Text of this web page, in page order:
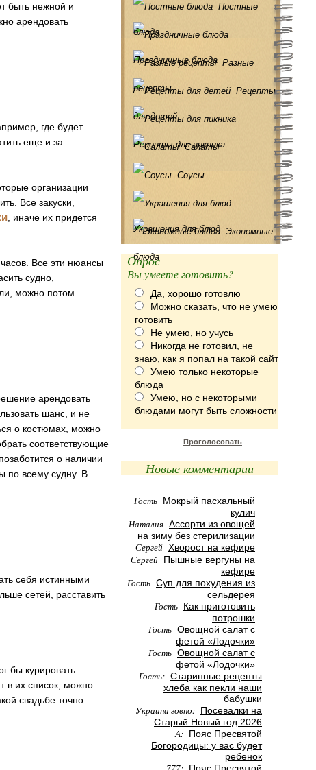
быть нежной и
арендовать
где будет
еще и за
организации
Все закуски,
, иначе их придется
часов. Все эти нюансы
судно,
можно потом
арендовать
шанс, и не
о костюмах, можно
соответствующие
о наличии
по всему судну. В
себя истинными
сетей, расставить
бы курировать
в их список, можно
свадьбе точно
Постные
блюда
Праздничные блюда Разные
рецепты Рецепты
для детей
Рецепты для пикника
Салаты
Соусы
Украшения для блюд Экономные
блюда
Опрос
Вы умеете готовить?
Да, хорошо готовлю
Можно сказать, что не умею
готовить
Не умею, но учусь
Никогда не готовил, не
знаю, как я попал на такой сайт
Умею только некоторые
блюда
Умею, но с некоторыми
блюдами могут быть сложности
Проголосовать
Новые комментарии
Гость Мокрый пасхальный
кулич
Наталия Ассорти из овощей
на зиму без стерилизации
Сергей Хворост на кефире
Сергей Пышные вергуны на
кефире
Гость Суп для похудения из
сельдерея
Гость Как приготовить
потрошки
Гость Овощной салат с
фетой «Лодочки»
Гость Овощной салат с
фетой «Лодочки»
Гость: Старинные рецепты
хлеба как пекли наши
бабушки
Украина говно: Посевалки на
Старый Новый год 2026
А: Пояс Пресвятой
Богородицы: у вас будет
ребенок